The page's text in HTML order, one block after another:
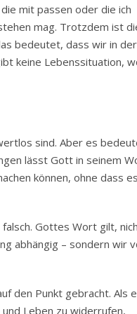
mit passen oder die ich
mag. Trotzdem ist
bedeutet, dass wir in der
keine Lebenssituation,
sind. Aber es
lässt Gott in seinem
können, ohne dass es
Gottes Wort gilt,
abhängig – sondern wir
den Punkt gebracht. Als
Leben zu widerrufen,